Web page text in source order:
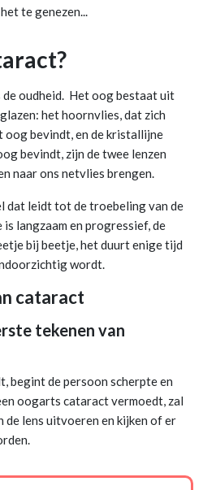
te genezen...
de oudheid. Het oog bestaat uit
het hoornvlies, dat zich
oog bevindt, en de kristallijne
bevindt, zijn de twee lenzen
naar ons netvlies brengen.
dat leidt tot de troebeling van de
langzaam en progressief, de
bij beetje, het duurt enige tijd
wordt.
cataract
tekenen van
begint de persoon scherpte en
oogarts cataract vermoedt, zal
de lens uitvoeren en kijken of er